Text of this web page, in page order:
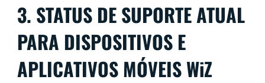
3. STATUS DE SUPORTE ATUAL
PARA DISPOSITIVOS E
APLICATIVOS MÓVEIS WiZ